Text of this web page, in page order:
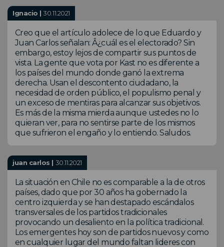
Ignacio |30.11.2021
Creo que el artículo adolece de lo que Eduardo y
Juan Carlos señalan: Â¿cuál es el electorado? Sin
embargo, estoy lejos de compartir sus puntos de
vista. La gente que vota por Kast no es diferente a
los países del mundo donde ganó la extrema
derecha. Usan el descontento ciudadano, la
necesidad de orden público, el populismo penal y
un exceso de mentiras para alcanzar sus objetivos.
Es más de la misma mierda aunque ustedes no lo
quieran ver, para no sentirse parte de los mismos
que sufrieron el engaño y lo entiendo. Saludos.
juan carlos | 30.11.2021
La situación en Chile no es comparable a la de otros
países, dado que por 30 años ha gobernado la
centro izquierda y se han destapado escándalos
transversales de los partidos tradicionales
provocando un desaliento en la política tradicional.
Los emergentes hoy son de partidos nuevos y como
en cualquier lugar del mundo faltan lideres con